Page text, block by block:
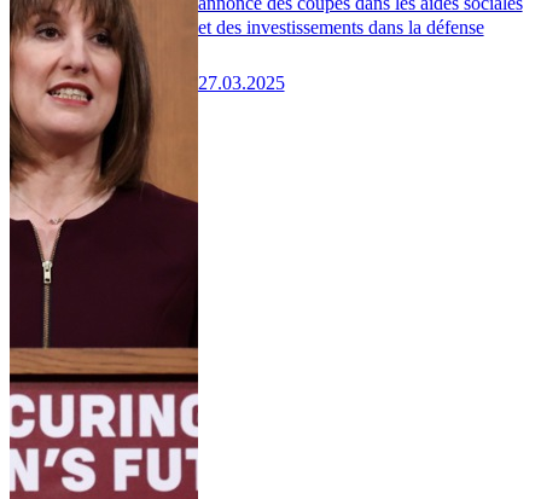
et des investissements dans la défense
27.03.2025